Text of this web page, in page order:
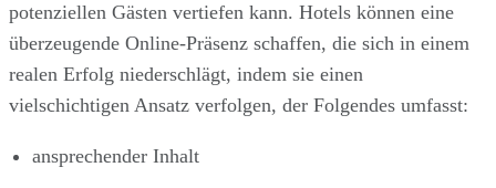
potenziellen Gästen vertiefen kann. Hotels können eine
überzeugende Online-Präsenz schaffen, die sich in einem
realen Erfolg niederschlägt, indem sie einen
vielschichtigen Ansatz verfolgen, der Folgendes umfasst:
ansprechender Inhalt